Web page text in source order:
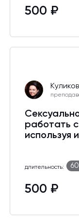
500 ₽
работать
используя
длительность:
500 ₽